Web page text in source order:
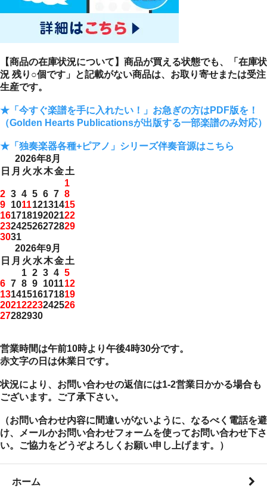
【商品の在庫状況について】商品が買える状態でも、「在庫状
況 残り○個です」と記載がない商品は、お取り寄せまたは受注
生産です。
★「今すぐ楽譜を手に入れたい！」お急ぎの方はPDF版を！
（Golden Hearts Publicationsが出版する一部楽譜のみ対応）
★「独奏楽器各種+ピアノ」シリーズ伴奏音源はこちら
2026年8月
日 月 火 水木金土
1
2 3 4 5 6 7 8
9 101112131415
16171819202122
23242526272829
3031
2026年9月
日 月 火 水木金土
1 2 3 4 5
6 7 8 9 101112
13141516171819
20212223242526
27282930
営業時間は午前10時より午後4時30分です。
赤文字の日は休業日です。
状況により、お問い合わせの返信には1-2営業日かかる場合も
ございます。ご了承下さい。
（お問い合わせ内容に間違いがないように、なるべく電話を避
け、メールかお問い合わせフォームを使ってお問い合わせ下さ
い。ご協力をどうぞよろしくお願い申し上げます。）
ホーム